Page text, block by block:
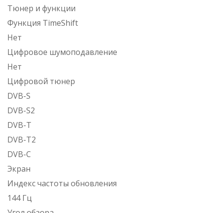
Тюнер и функции
Функция TimeShift
Нет
Цифровое шумоподавление
Нет
Цифровой тюнер
DVB-S
DVB-S2
DVB-T
DVB-T2
DVB-С
Экран
Индекс частоты обновления
144 Гц